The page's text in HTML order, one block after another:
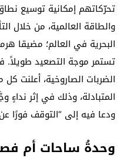
تحرّكاتهم إمكانية توسيع
والطاقة العالمية، من خلال
البحرية في العالم؛ مضيقا
تستمر موجة التصعيد طويلاً.
الضربات الصاروخية، أعلنت
المتبادلة، وذلك في إثر
ودعا فيه إلى “التوقف فورًا عن
وحدةُ ساحات أم